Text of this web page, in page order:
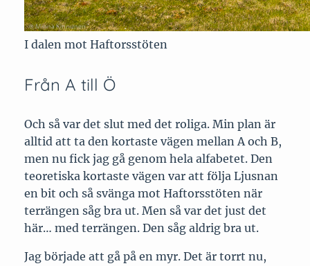
I dalen mot Haftorsstöten
Från A till Ö
Och så var det slut med det roliga. Min plan är
alltid att ta den kortaste vägen mellan A och B,
men nu fick jag gå genom hela alfabetet. Den
teoretiska kortaste vägen var att följa Ljusnan
en bit och så svänga mot Haftorsstöten när
terrängen såg bra ut. Men så var det just det
här… med terrängen. Den såg aldrig bra ut.
Jag började att gå på en myr. Det är torrt nu,